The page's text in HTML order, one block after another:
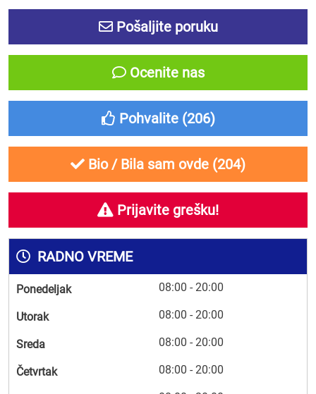
Pošaljite poruku
Ocenite nas
Pohvalite (206)
Bio / Bila sam ovde (204)
Prijavite grešku!
RADNO VREME
Ponedeljak 08:00 - 20:00
Utorak 08:00 - 20:00
Sreda 08:00 - 20:00
Četvrtak 08:00 - 20:00